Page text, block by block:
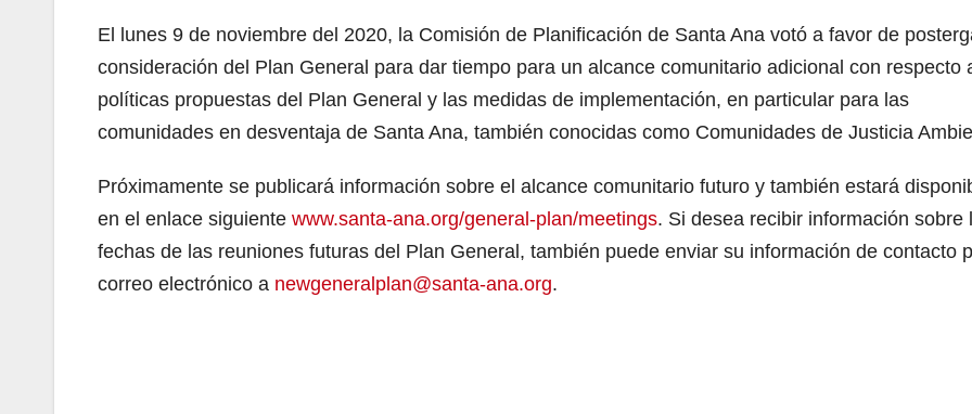
El lunes 9 de noviembre del 2020, la Comisión de Planificación de Santa Ana votó a favor de
consideración del Plan General para dar tiempo para un alcance comunitario adicional con respecto
políticas propuestas del Plan General y las medidas de implementación, en particular para las
comunidades en desventaja de Santa Ana, también conocidas como Comunidades de Justicia
Próximamente se publicará información sobre el alcance comunitario futuro y también estará
en el enlace siguiente www.santa-ana.org/general-plan/meetings. Si desea recibir información sobre
fechas de las reuniones futuras del Plan General, también puede enviar su información de contacto
correo electrónico a newgeneralplan@santa-ana.org.